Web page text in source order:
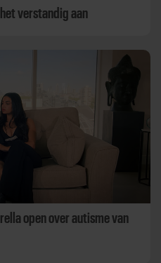
verstandig aan
open over autisme van